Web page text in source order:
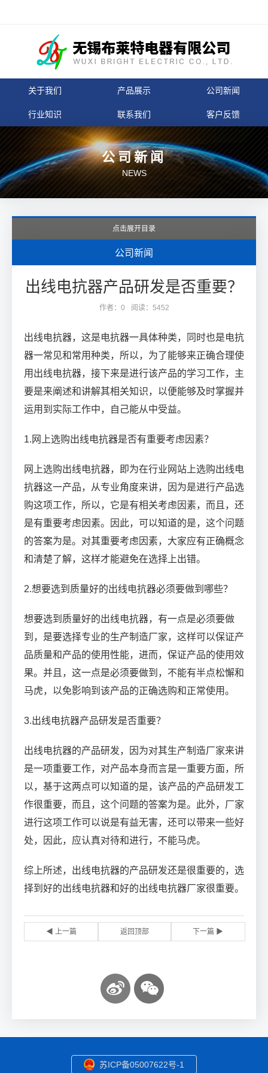
关于我们 产品展示 公司新闻
行业知识 联系我们 客户反馈
公司新闻
NEWS
点击展开目录
公司新闻
出线电抗器产品研发是否重要？
作者：0 阅读：5452
出线电抗器，这是电抗器一具体种类，同时也是电抗
器一常见和常用种类，所以，为了能够来正确合理使
用出线电抗器，接下来是进行该产品的学习工作，主
要是来阐述和讲解其相关知识，以便能够及时掌握并
运用到实际工作中，自己能从中受益。
1.网上选购出线电抗器是否有重要考虑因素？
网上选购出线电抗器，即为在行业网站上选购出线电
抗器这一产品，从专业角度来讲，因为是进行产品选
购这项工作，所以，它是有相关考虑因素，而且，还
是有重要考虑因素。因此，可以知道的是，这个问题
的答案为是。对其重要考虑因素，大家应有正确概念
和清楚了解，这样才能避免在选择上出错。
2.想要选到质量好的出线电抗器必须要做到哪些？
想要选到质量好的出线电抗器，有一点是必须要做
到，是要选择专业的生产制造厂家，这样可以保证产
品质量和产品的使用性能，进而，保证产品的使用效
果。并且，这一点是必须要做到，不能有半点松懈和
马虎，以免影响到该产品的正确选购和正常使用。
3.出线电抗器产品研发是否重要？
出线电抗器的产品研发，因为对其生产制造厂家来讲
是一项重要工作，对产品本身而言是一重要方面，所
以，基于这两点可以知道的是，该产品的产品研发工
作很重要，而且，这个问题的答案为是。此外，厂家
进行这项工作可以说是有益无害，还可以带来一些好
处，因此，应认真对待和进行，不能马虎。
综上所述，出线电抗器的产品研发还是很重要的，选
择到好的出线电抗器和好的出线电抗器厂家很重要。
◀ 上一篇 返回顶部 下一篇 ▶
苏ICP备05007622号-1